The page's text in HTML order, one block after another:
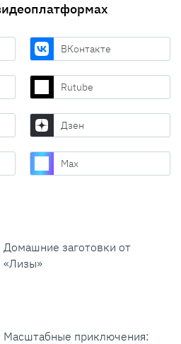
ВКонтакте
Rutube
Дзен
Max
Домашние заготовки от
«Лизы»
Масштабные приключения: